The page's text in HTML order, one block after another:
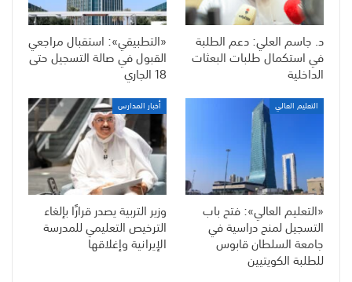
د. جاسم العلي: دعم الطلبة
في استكمال طلبات البعثات
الداخلية
«التطبيقي»: استقبال مراجعي
القبول في صالة التسجيل حتى
18 الجاري
التعليم العالي
«التعليم العالي»: فتح باب
التسجيل لمنح دراسية في
جامعة السلطان قابوس
للطلبة الكويتيين
أخبار المدارس
وزير التربية يصدر قرارًا بإلغاء
الترخيص التعليمي للمدرسة
الإيرانية وإغلاقها